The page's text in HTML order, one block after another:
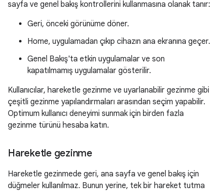
sayfa ve genel bakış kontrollerini kullanmasına olanak tanır:
Geri, önceki görünüme döner.
Home, uygulamadan çıkıp cihazın ana ekranına geçer.
Genel Bakış'ta etkin uygulamalar ve son
kapatılmamış uygulamalar gösterilir.
Kullanıcılar, hareketle gezinme ve uyarlanabilir gezinme gibi
çeşitli gezinme yapılandırmaları arasından seçim yapabilir.
Optimum kullanıcı deneyimi sunmak için birden fazla
gezinme türünü hesaba katın.
Hareketle gezinme
Hareketle gezinmede geri, ana sayfa ve genel bakış için
düğmeler kullanılmaz. Bunun yerine, tek bir hareket tutma